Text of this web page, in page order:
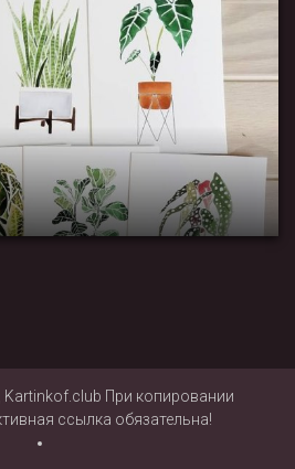
Kartinkof.club При копировании
ссылка обязательна!